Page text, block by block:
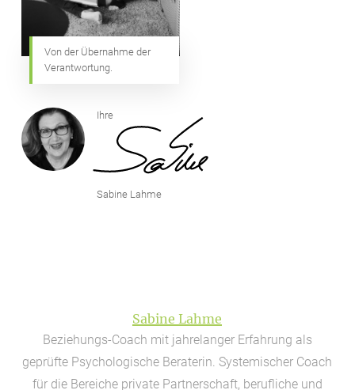
Von der Übernahme der
Verantwortung.
Ihre
Sabine Lahme
Sabine Lahme
Beziehungs-Coach mit jahrelanger Erfahrung als
geprüfte Psychologische Beraterin. Systemischer Coach
für die Bereiche private Partnerschaft, berufliche und